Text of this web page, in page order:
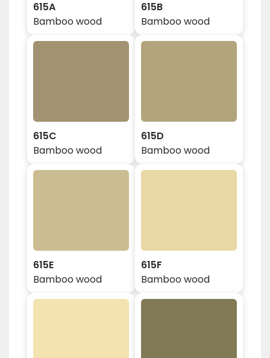
615A
Bamboo wood
615B
Bamboo wood
615C
Bamboo wood
615D
Bamboo wood
615E
Bamboo wood
615F
Bamboo wood